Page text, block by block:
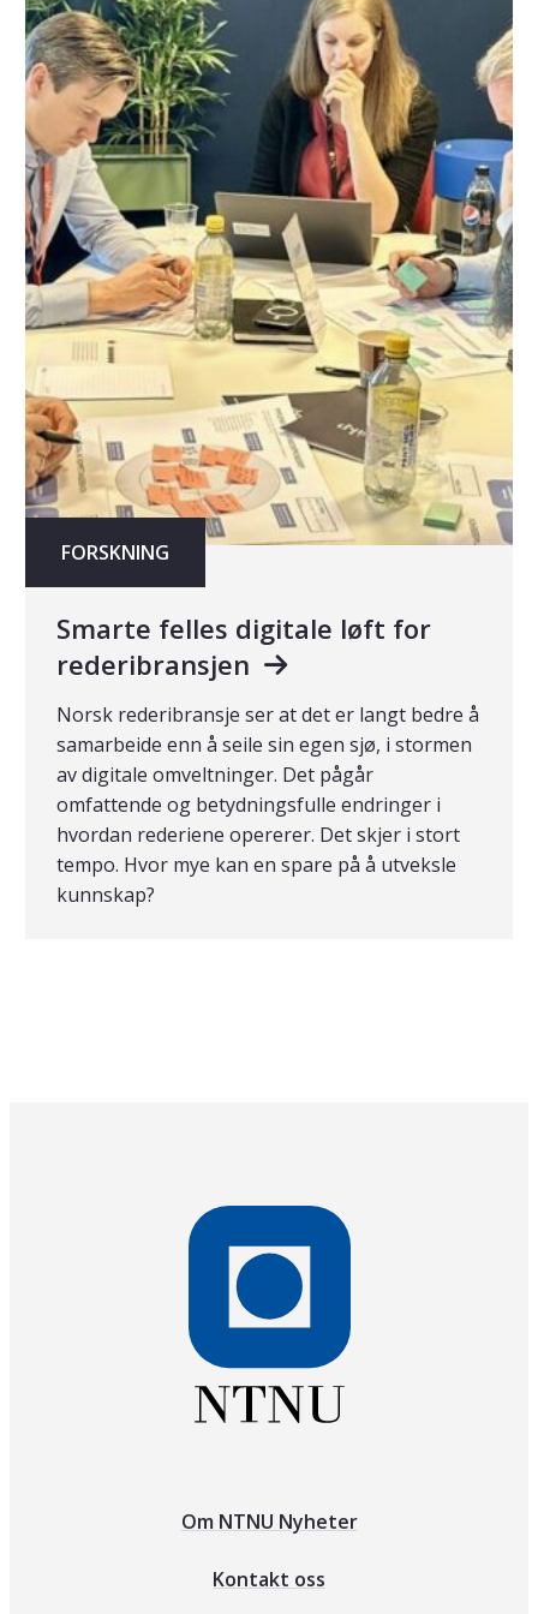
FORSKNING
Smarte felles digitale løft for
rederibransjen
Norsk rederibransje ser at det er langt bedre å
samarbeide enn å seile sin egen sjø, i stormen
av digitale omveltninger. Det pågår
omfattende og betydningsfulle endringer i
hvordan rederiene opererer. Det skjer i stort
tempo. Hvor mye kan en spare på å utveksle
kunnskap?
Om NTNU Nyheter
Kontakt oss